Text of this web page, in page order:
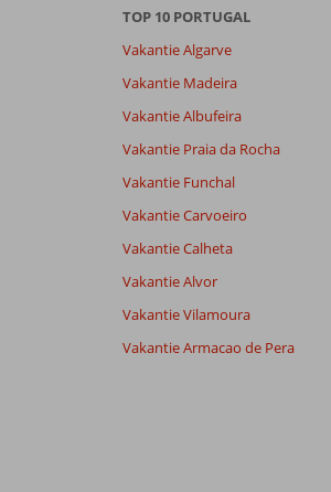
Sorteren op
datum (nieuw > oud)
TOP 10 PORTUGAL
Vakantie Algarve
Vakantie Madeira
Vakantie Albufeira
Vakantie Praia da Rocha
Vakantie Funchal
Vakantie Carvoeiro
Vakantie Calheta
Vakantie Alvor
Vakantie Vilamoura
Vakantie Armacao de Pera